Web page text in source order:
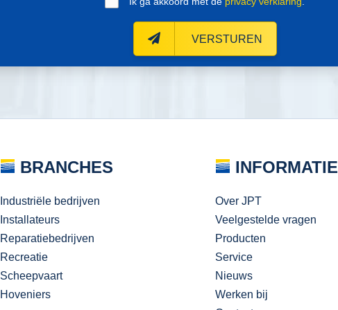
VERSTUREN
BRANCHES
Industriële bedrijven
Installateurs
Reparatiebedrijven
Recreatie
Scheepvaart
Hoveniers
INFORMATIE
Over JPT
Veelgestelde vragen
Producten
Service
Nieuws
Werken bij